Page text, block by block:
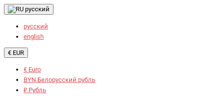
русский
русский
english
€ EUR
€ Euro
BYN Белорусский рубль
₽ Рубль